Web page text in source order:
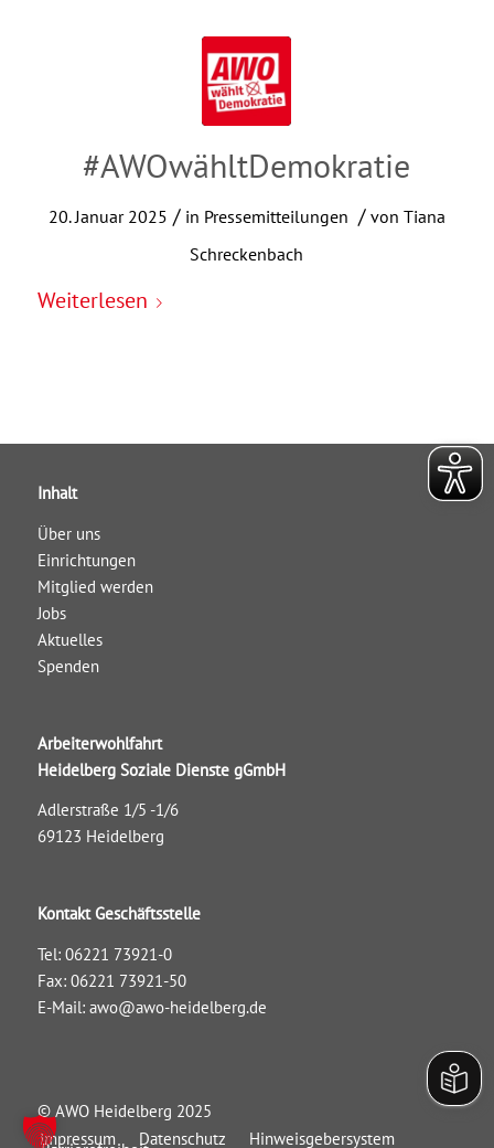
#AWOwähltDemokratie
20. Januar 2025 / in Pressemitteilungen / von Tiana
Schreckenbach
Weiterlesen
Inhalt
Über uns
Einrichtungen
Mitglied werden
Jobs
Aktuelles
Spenden
Arbeiterwohlfahrt
Heidelberg Soziale Dienste gGmbH
Adlerstraße 1/5 -1/6
69123 Heidelberg
Kontakt Geschäftsstelle
Tel: 06221 73921-0
Fax: 06221 73921-50
E-Mail: awo@awo-heidelberg.de
© AWO Heidelberg 2025
Impressum
Datenschutz Hinweisgebersystem